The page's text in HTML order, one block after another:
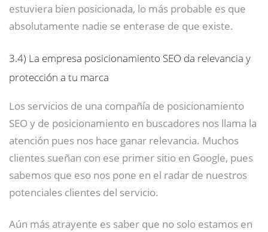
estuviera bien posicionada, lo más probable es que
absolutamente nadie se enterase de que existe.
3.4) La empresa posicionamiento SEO da relevancia y
protección a tu marca
Los servicios de una compañía de posicionamiento
SEO y de posicionamiento en buscadores nos llama la
atención pues nos hace ganar relevancia. Muchos
clientes sueñan con ese primer sitio en Google, pues
sabemos que eso nos pone en el radar de nuestros
potenciales clientes del servicio.
Aún más atrayente es saber que no solo estamos en